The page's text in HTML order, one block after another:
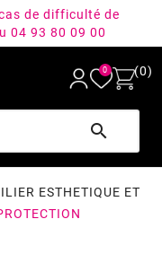
de difficulté de
04 93 80 09 00
0 (0)

ESTHETIQUE ET